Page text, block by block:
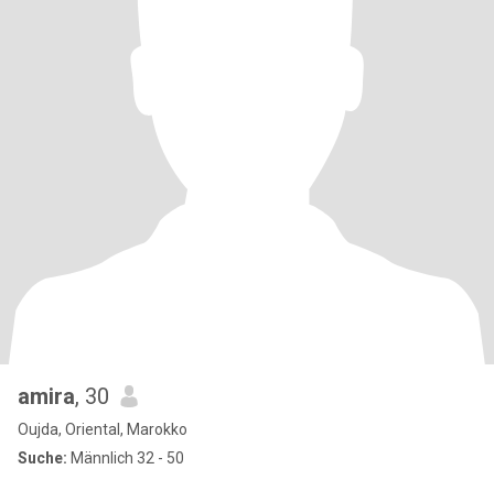
amira, 30
Oujda, Oriental, Marokko
Suche: Männlich 32 - 50